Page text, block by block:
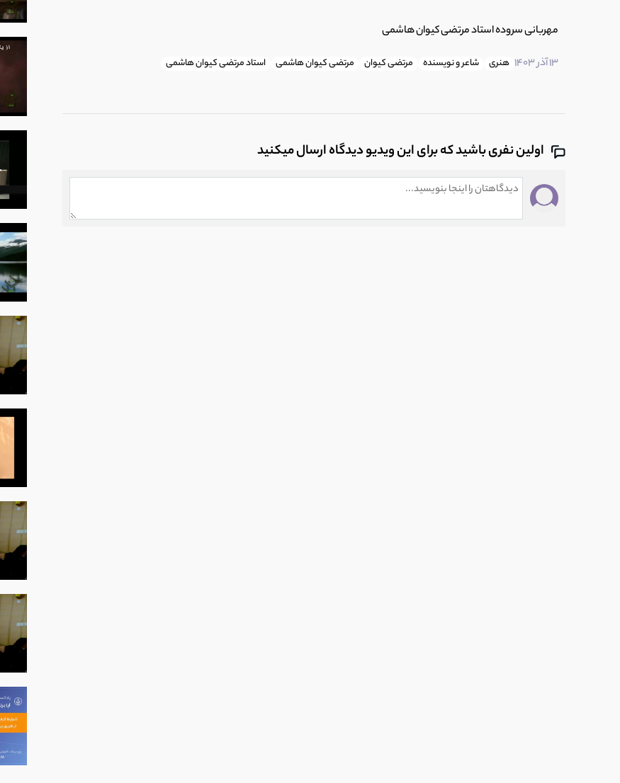
مهربانی سروده استاد مرتضی کیوان هاشمی
13 آذر 1403
هنری شاعر و نویسنده مرتضی کیوان مرتضی کیوان هاشمی استاد مرتضی کیوان هاشمی
اولین نفری باشید که برای این ویدیو دیدگاه ارسال میکنید